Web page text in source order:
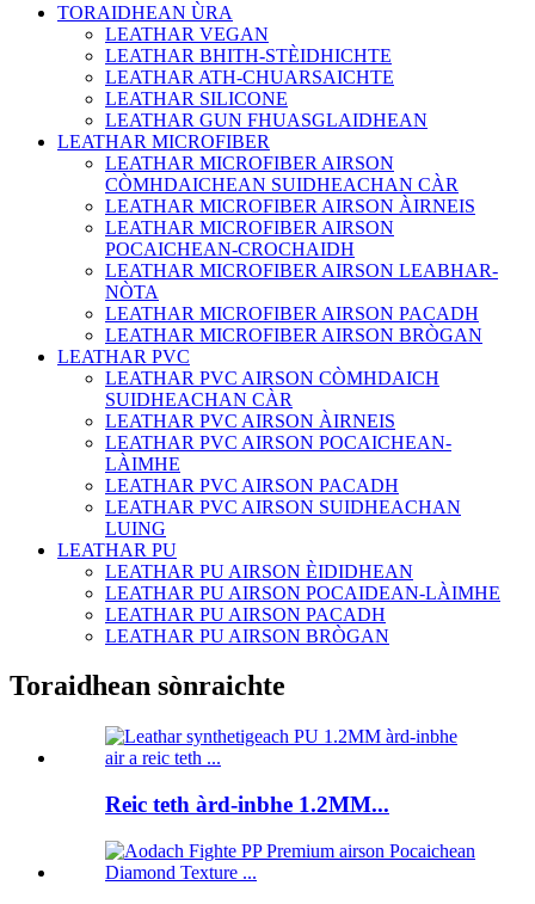
TORAIDHEAN ÙRA
LEATHAR VEGAN
LEATHAR BHITH-STÈIDHICHTE
LEATHAR ATH-CHUARSAICHTE
LEATHAR SILICONE
LEATHAR GUN FHUASGLAIDHEAN
LEATHAR MICROFIBER
LEATHAR MICROFIBER AIRSON
CÒMHDAICHEAN SUIDHEACHAN CÀR
LEATHAR MICROFIBER AIRSON ÀIRNEIS
LEATHAR MICROFIBER AIRSON
POCAICHEAN-CROCHAIDH
LEATHAR MICROFIBER AIRSON LEABHAR-
NÒTA
LEATHAR MICROFIBER AIRSON PACADH
LEATHAR MICROFIBER AIRSON BRÒGAN
LEATHAR PVC
LEATHAR PVC AIRSON CÒMHDAICH
SUIDHEACHAN CÀR
LEATHAR PVC AIRSON ÀIRNEIS
LEATHAR PVC AIRSON POCAICHEAN-
LÀIMHE
LEATHAR PVC AIRSON PACADH
LEATHAR PVC AIRSON SUIDHEACHAN
LUING
LEATHAR PU
LEATHAR PU AIRSON ÈIDIDHEAN
LEATHAR PU AIRSON POCAIDEAN-LÀIMHE
LEATHAR PU AIRSON PACADH
LEATHAR PU AIRSON BRÒGAN
Toraidhean sònraichte
Reic teth àrd-inbhe 1.2MM...